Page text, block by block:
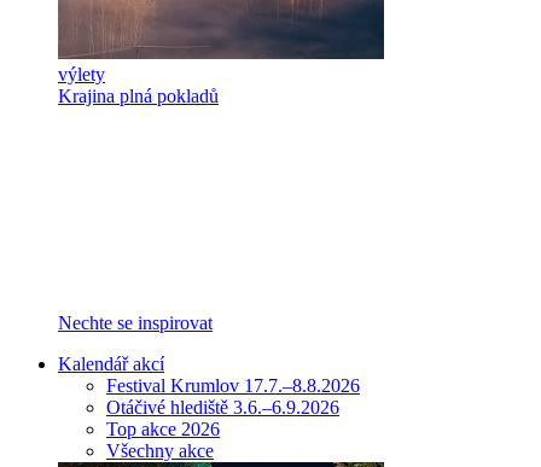
výlety
Krajina plná pokladů
Nechte se inspirovat
Kalendář akcí
Festival Krumlov 17.7.–8.8.2026
Otáčivé hlediště 3.6.–6.9.2026
Top akce 2026
Všechny akce